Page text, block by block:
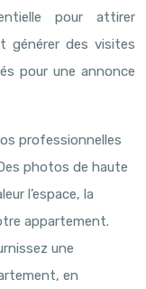
pour attirer
générer des visites
pour une annonce
professionnelles
photos de haute
l’espace, la
appartement.
une
en